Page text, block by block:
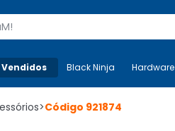
Mais-v- Black Ninja
Black Ninja Hardware
>Código 921874